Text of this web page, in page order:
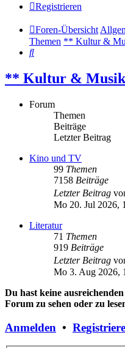
Registrieren
Foren-Übersicht
Themen ** Kultur &
Suche
** Kultur & Musik
Forum
Themen
Beiträge
Letzter Beitrag
Kino und TV
99 Themen
7158 Beiträge
Letzter Beitrag
Mo 20. Jul 2026,
Literatur
71 Themen
919 Beiträge
Letzter Beitrag
Mo 3. Aug 2026,
Du hast keine
Forum zu sehen oder zu
Anmelden •